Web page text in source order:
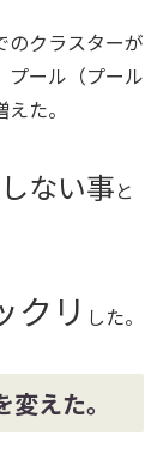
のクラスターが
プール（プール
た。
ない事と
クリ した。
えた。